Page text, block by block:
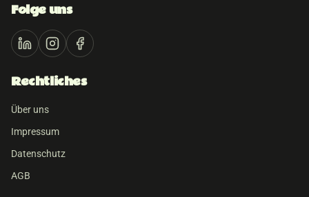
Folge uns
Rechtliches
Über uns
Impressum
Datenschutz
AGB